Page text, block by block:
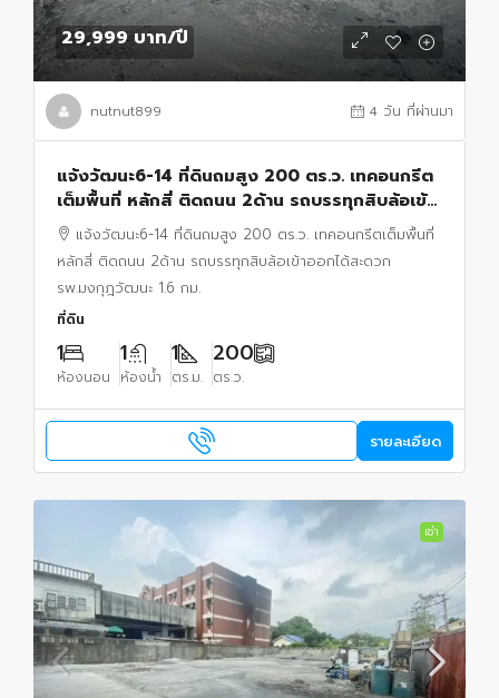
29,999 บาท/ปี
nutnut899 4 วัน ที่ผ่านมา
แจ้งวัฒนะ6-14 ที่ดินถมสูง 200 ตร.ว. เทคอนกรีต
เต็มพื้นที่ หลักสี่ ติดถนน 2ด้าน รถบรรทุกสิบล้อเข้า
ออกได้สะดวก รพ.มงกุฎวัฒนะ 1.6 กม.
แจ้งวัฒนะ6-14 ที่ดินถมสูง 200 ตร.ว. เทคอนกรีตเต็มพื้นที่
หลักสี่ ติดถนน 2ด้าน รถบรรทุกสิบล้อเข้าออกได้สะดวก
รพ.มงกุฎวัฒนะ 1.6 กม.
ที่ดิน
1
ห้องนอน
1
ห้องน้ำ
1
ตร.ม.
200
ตร.ว.
รายละเอียด
เช่า